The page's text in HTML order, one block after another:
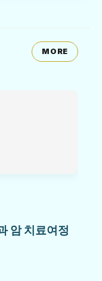
MORE
암 치료여정